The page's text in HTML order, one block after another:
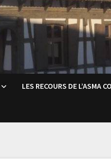
LES RECOURS DE L’ASMA